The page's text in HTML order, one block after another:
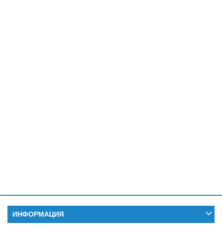
ИНФОРМАЦИЯ